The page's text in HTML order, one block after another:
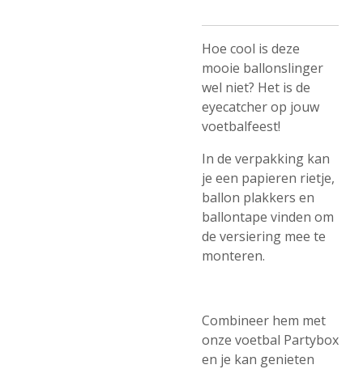
Hoe cool is deze
mooie ballonslinger
wel niet? Het is de
eyecatcher op jouw
voetbalfeest!
In de verpakking kan
je een papieren rietje,
ballon plakkers en
ballontape vinden om
de versiering mee te
monteren.
Combineer hem met
onze voetbal Partybox
en je kan genieten